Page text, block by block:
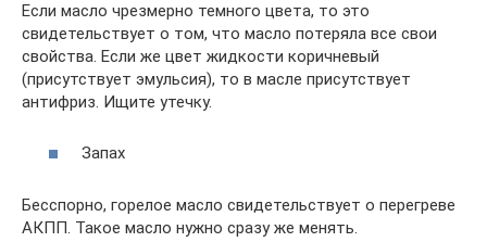
Если масло чрезмерно темного цвета, то это
свидетельствует о том, что масло потеряла все свои
свойства. Если же цвет жидкости коричневый
(присутствует эмульсия), то в масле присутствует
антифриз. Ищите утечку.
Запах
Бесспорно, горелое масло свидетельствует о перегреве
АКПП. Такое масло нужно сразу же менять.